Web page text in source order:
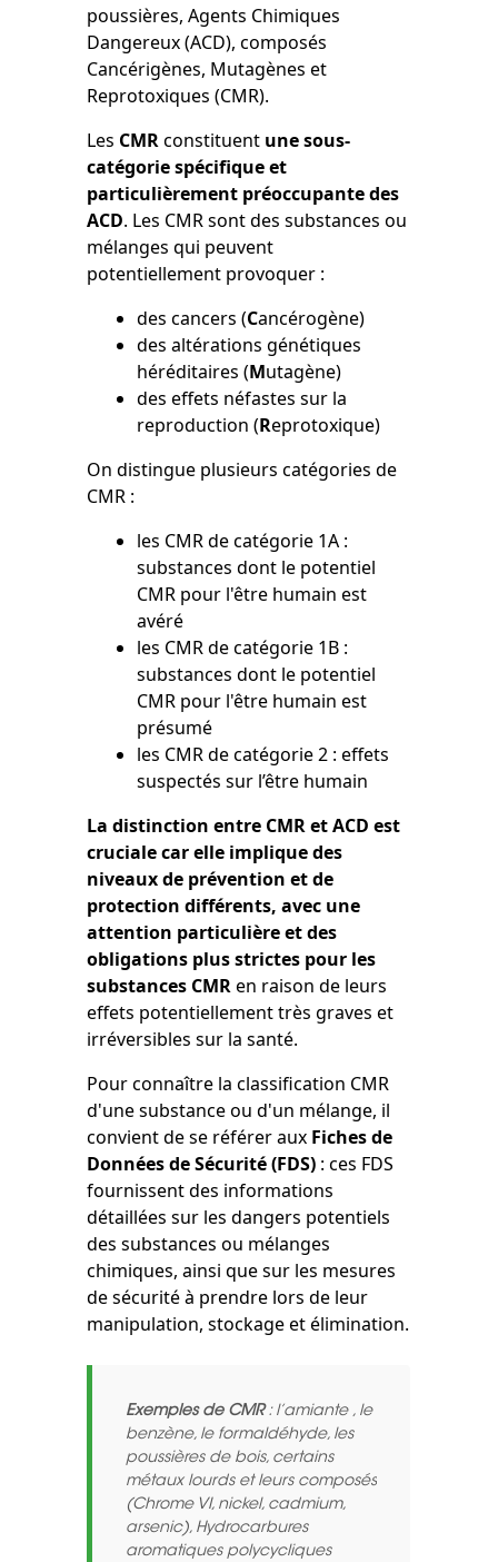
poussières, Agents Chimiques
Dangereux (ACD), composés
Cancérigènes, Mutagènes et
Reprotoxiques (CMR).
Les CMRconstituent une sous-
catégorie spécifique et
particulièrement préoccupante des
ACD. Les CMR sont des substances ou
mélanges qui peuvent
potentiellement provoquer :
des cancers (Cancérogène)
des altérations génétiques
héréditaires (Mutagène)
des effets néfastes sur la
reproduction (Reprotoxique)
On distingue plusieurs catégories de
CMR :
les CMR de catégorie 1A :
substances dont le potentiel
CMR pour l'être humain est
avéré
les CMR de catégorie 1B :
substances dont le potentiel
CMR pour l'être humain est
présumé
les CMR de catégorie 2 : effets
suspectés sur l’être humain
La distinction entre CMR et ACD est
cruciale car elle implique des
niveaux de prévention et de
protection différents, avec une
attention particulière et des
obligations plus strictes pour les
substances CMRen raison de leurs
effets potentiellement très graves et
irréversibles sur la santé.
Pour connaître la classification CMR
d'une substance ou d'un mélange, il
convient de se référer aux Fiches de
Données de Sécurité (FDS) : ces FDS
fournissent des informations
détaillées sur les dangers potentiels
des substances ou mélanges
chimiques, ainsi que sur les mesures
de sécurité à prendre lors de leur
manipulation, stockage et élimination.
Exemples de CMR: l’amiante , le
benzène, le formaldéhyde, les
poussières de bois, certains
métaux lourds et leurs composés
(Chrome VI, nickel, cadmium,
arsenic), Hydrocarbures
aromatiques polycycliques